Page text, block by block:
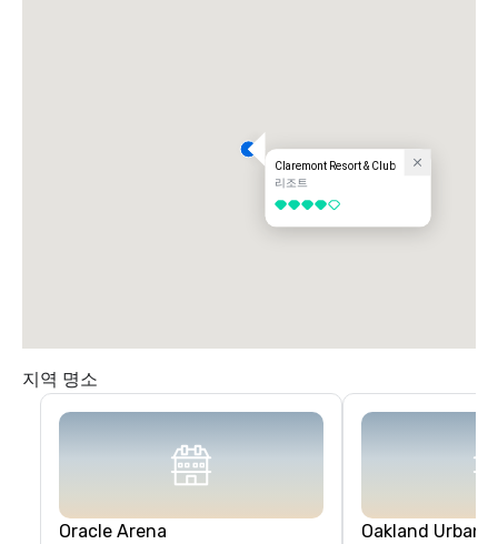
Claremont Resort & Club
리조트
5 중 4
지역 명소
Oracle Arena Oakland Urban